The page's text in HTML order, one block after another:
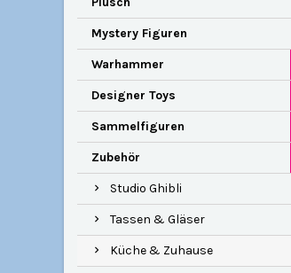
Mystery Figuren
Warhammer
Designer Toys
Sammelfiguren
Zubehör
Studio Ghibli
Tassen & Gläser
Küche & Zuhause